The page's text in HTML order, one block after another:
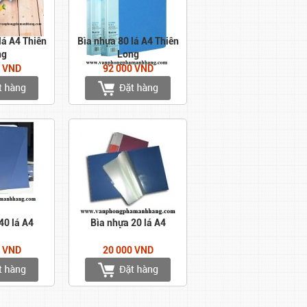
A4 Thiên
Bìa nhựa 80 lá A4 Thiên
Long
92 000 VND
lá A4 Bìa nhựa 20 lá A4
20 000 VND